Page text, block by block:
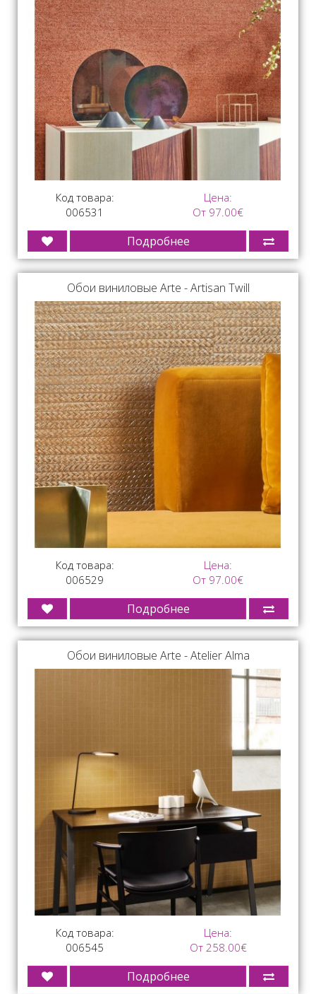
Код товара:
006531
Цена:
От 97.00€
Подробнее
Обои виниловые Arte - Artisan Twill
Код товара:
006529
Цена:
От 97.00€
Подробнее
Обои виниловые Arte - Atelier Alma
Код товара:
006545
Цена:
От 258.00€
Подробнее